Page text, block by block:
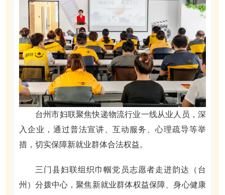
台州市妇联聚焦快递物流行业一线从业人员，深
入企业，通过普法宣讲、互动服务、心理疏导等举
措，切实保障新就业群体合法权益。
三门县妇联组织巾帼党员志愿者走进韵达（台
州）分拨中心，聚焦新就业群体权益保障、身心健康